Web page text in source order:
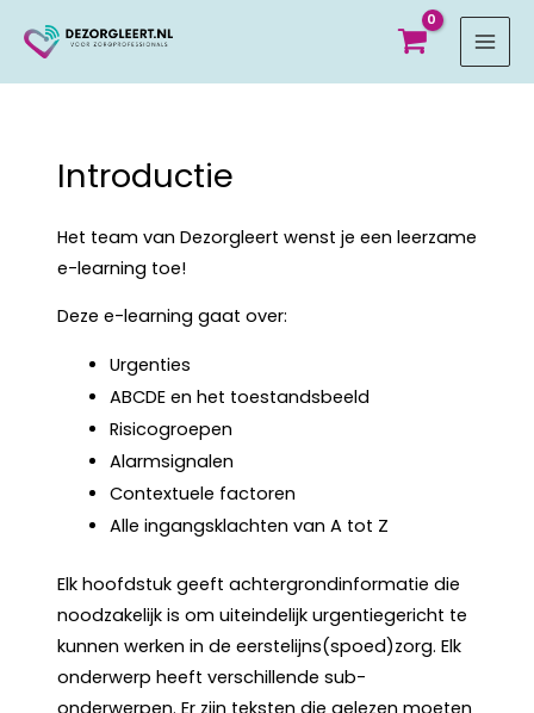
Introductie
Het team van Dezorgleert wenst je een leerzame
e-learning toe!
Deze e-learning gaat over:
Urgenties
ABCDE en het toestandsbeeld
Risicogroepen
Alarmsignalen
Contextuele factoren
Alle ingangsklachten van A tot Z
Elk hoofdstuk geeft achtergrondinformatie die
noodzakelijk is om uiteindelijk urgentiegericht te
kunnen werken in de eerstelijns(spoed)zorg. Elk
onderwerp heeft verschillende sub-
onderwerpen. Er zijn teksten die gelezen moeten